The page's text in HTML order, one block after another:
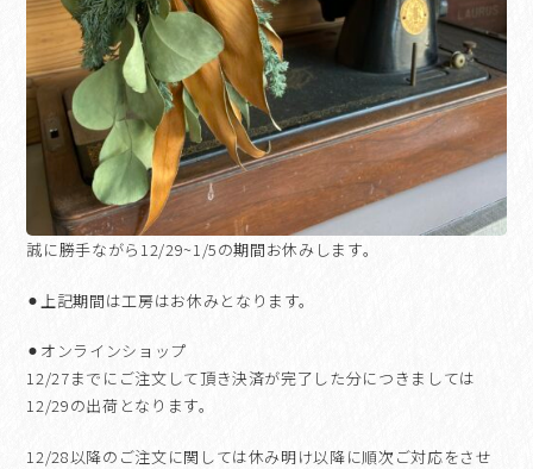
誠に勝手ながら12/29~1/5の期間お休みします。
⚫︎上記期間は工房はお休みとなります。
⚫︎オンラインショップ
12/27までにご注文して頂き決済が完了した分につきましては
12/29の出荷となります。
12/28以降のご注文に関しては休み明け以降に順次ご対応をさせ